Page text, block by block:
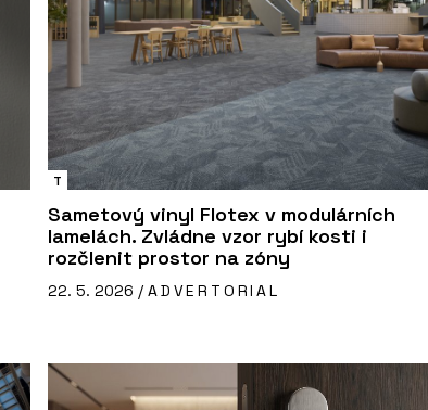
T
Sametový vinyl Flotex v modulárních
lamelách. Zvládne vzor rybí kosti i
rozčlenit prostor na zóny
22. 5. 2026 / ADVERTORIAL